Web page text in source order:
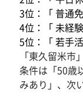
3位：「 普通
4位：「 未経
5位：「 若手
「東久留米
条件は「50歳
みあり」、次